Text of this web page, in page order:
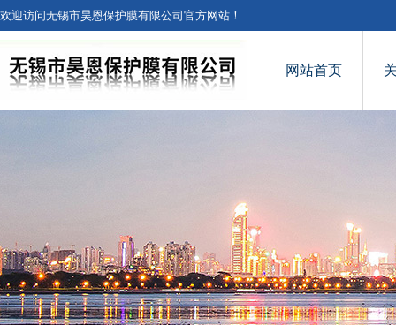
欢迎访问无锡市昊恩保护膜有限公司官方网站！
网站首页